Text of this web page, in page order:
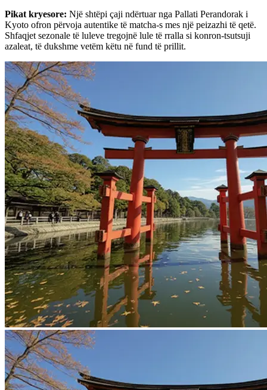
Pikat kryesore: Një shtëpi çaji ndërtuar nga Pallati Perandorak i
Kyoto ofron përvoja autentike të matcha-s mes një peizazhi të qetë.
Shfaqjet sezonale të luleve tregojnë lule të rralla si konron-tsutsuji
azaleat, të dukshme vetëm këtu në fund të prillit.